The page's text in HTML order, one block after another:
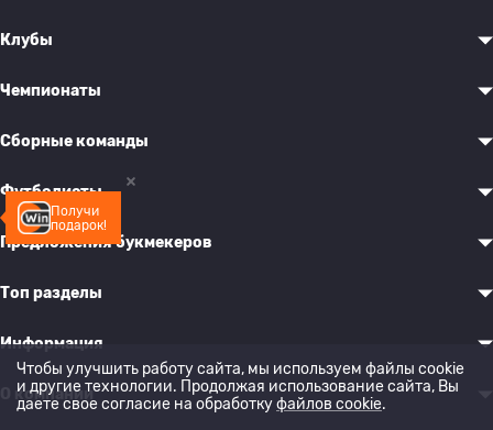
Получи
подарок!
Клубы
Чемпионаты
Сборные команды
Футболисты
Предложения букмекеров
Топ разделы
Информация
О компании
Чтобы улучшить работу сайта, мы используем файлы cookie
и другие технологии. Продолжая использование сайта, Вы
даете свое согласие на обработкуфайлов cookie.